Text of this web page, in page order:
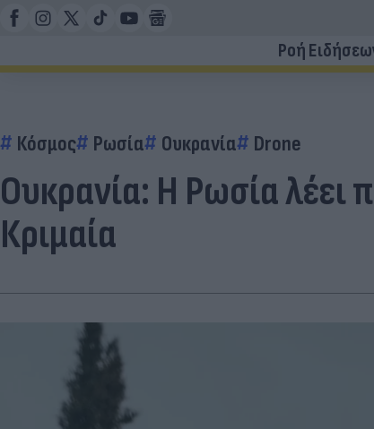
Ροή
Κόσμος Ρωσία Ουκρανία Drone
Ουκρανία: Η Ρωσία λέει
Κριμαία